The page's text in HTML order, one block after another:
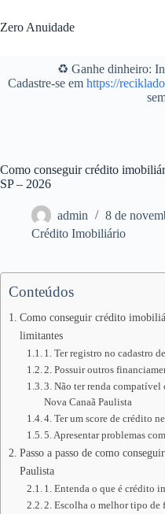
para
o
Zero Anuidade
♻️ Ganhe dinheiro:
Cadastre-se em https://
Como conseguir crédito
SP – 2026
admin
8 de
Crédito Imobiliário
Conteúdos
Como conseguir crédito
limitantes
1. Ter registro no cadastro
2. Possuir outros
3. Não ter renda
Nova Canaã Paulista
4. Ter um score de crédito
5. Apresentar problemas
Passo a passo de como
Paulista
1. Entenda o que é crédito
2. Escolha o melhor tipo de